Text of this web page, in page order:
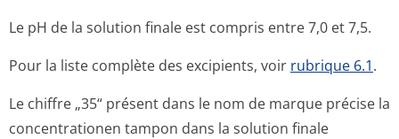
Le pH de la solution finale est compris entre 7,0 et 7,5.
Pour la liste complète des excipients, voir rubrique 6.1.
Le chiffre „35“ présent dans le nom de marque précise la
concentrationen tampon dans la solution finale